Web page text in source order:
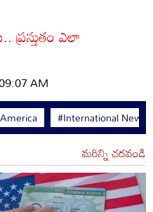
ఎలా
AM
#International News
మరిన్ని చదవండి